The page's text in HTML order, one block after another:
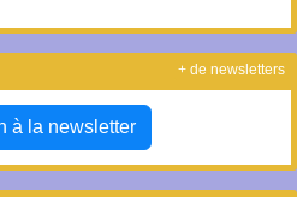
à la newsletter
+ de newsletters